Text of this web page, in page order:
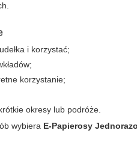
i korzystać;
korzystanie;
okresy lub podróże.
wybiera E-Papierosy